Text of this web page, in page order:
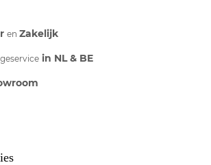
en Zakelijk
in NL & BE